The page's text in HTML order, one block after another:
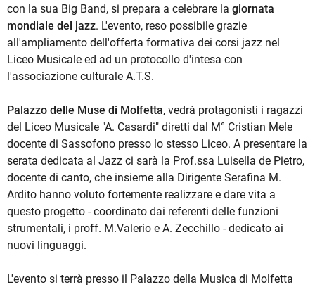
con la sua Big Band, si prepara a celebrare la giornata
mondiale del jazz. L'evento, reso possibile grazie
all'ampliamento dell'offerta formativa dei corsi jazz nel
Liceo Musicale ed ad un protocollo d'intesa con
l'associazione culturale A.T.S.
Palazzo delle Muse di Molfetta, vedrà protagonisti i ragazzi
del Liceo Musicale "A. Casardi" diretti dal M° Cristian Mele
docente di Sassofono presso lo stesso Liceo. A presentare la
serata dedicata al Jazz ci sarà la Prof.ssa Luisella de Pietro,
docente di canto, che insieme alla Dirigente Serafina M.
Ardito hanno voluto fortemente realizzare e dare vita a
questo progetto - coordinato dai referenti delle funzioni
strumentali, i proff. M.Valerio e A. Zecchillo - dedicato ai
nuovi linguaggi.
L'evento si terrà presso il Palazzo della Musica di Molfetta